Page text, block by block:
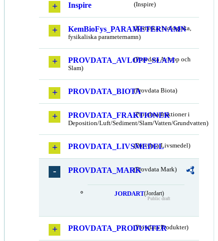
Inspire (Inspire)
KemBioFys_PARAMETERNAMN
(Kemiska, biologiska,
fysikaliska parameternamn)
PROVDATA_AVLOPP_SLAM
(Provdata Avlopp och
Slam)
PROVDATA_BIOTA(Provdata Biota)
PROVDATA_FRAKTIONER
(Provdata fraktioner i
Deposition/Luft/Sediment/Slam/Vatten/Grundvatten)
PROVDATA_LIVSMEDEL
(Provdata Livsmedel)
PROVDATA_MARK(Provdata Mark)
JORDART(Jordart)
Public draft
PROVDATA_PRODUKTER
(Provdata Produkter)